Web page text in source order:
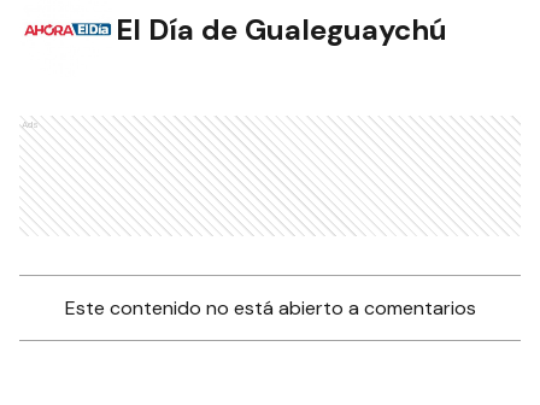
El Día de Gualeguaychú
Ads
Este contenido no está abierto a comentarios